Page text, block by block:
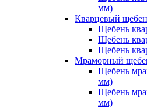
мм)
Кварцевый
Щебень
Щебень
Щебень
Мраморный
Щебень
мм)
Щебень
мм)